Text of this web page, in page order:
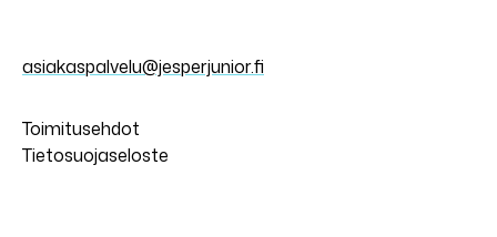
asiakaspalvelu@jesperjunior.fi
Toimitusehdot
Tietosuojaseloste